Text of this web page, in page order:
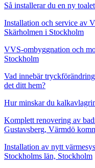
Så installerar du en ny
Installation och service av
Skärholmen i Stockholm
VVS-ombyggnation och
Stockholm
Vad innebär
det ditt hem?
Hur minskar du
Komplett renovering av
Gustavsberg, Värmdö
Installation av nytt
Stockholms län, Stockholm